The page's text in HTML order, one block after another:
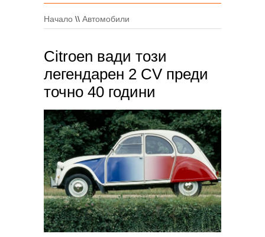
Начало \\ Автомобили
Citroen вади този
легендарен 2 CV преди
точно 40 години